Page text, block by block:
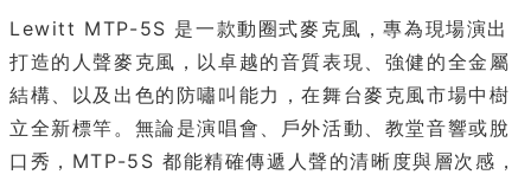
Lewitt MTP-5S 是一款動圈式麥克風，專為現場演出
打造的人聲麥克風，以卓越的音質表現、強健的全金屬
結構、以及出色的防嘯叫能力，在舞台麥克風市場中樹
立全新標竿。無論是演唱會、戶外活動、教堂音響或脫
口秀，MTP-5S 都能精確傳遞人聲的清晰度與層次感，